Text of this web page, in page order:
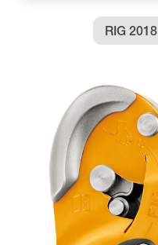
RIG 2018